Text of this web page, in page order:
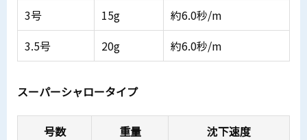
3号
15g
約6.0秒/m
3.5号
20g 約6.0秒/m
スーパーシャロータイプ
号数 重量
沈下速度